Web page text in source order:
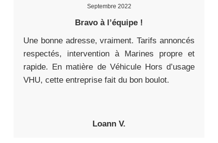
Septembre 2022
Bravo à l’équipe !
Une bonne adresse, vraiment. Tarifs annoncés
respectés, intervention à Marines propre et
rapide. En matière de Véhicule Hors d’usage
VHU, cette entreprise fait du bon boulot.
Loann V.